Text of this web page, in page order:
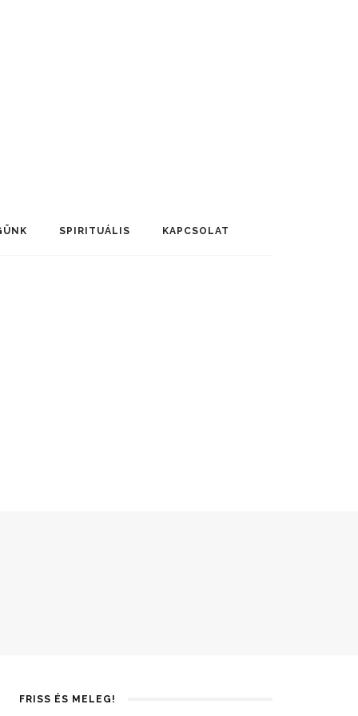
SPIRITUÁLIS KAPCSOLAT
FRISS ÉS MELEG!